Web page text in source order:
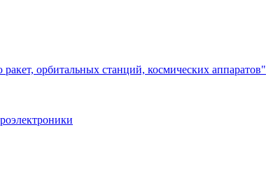
орбитальных станций, космических аппаратов"